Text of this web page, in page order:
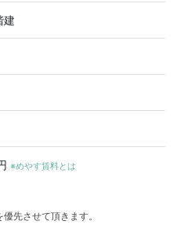
建
※めやす賃料とは
先させて頂きます。